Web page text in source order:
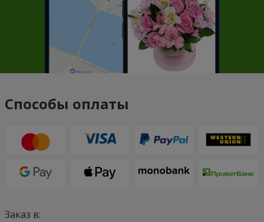
Способы оплаты
Заказ в: